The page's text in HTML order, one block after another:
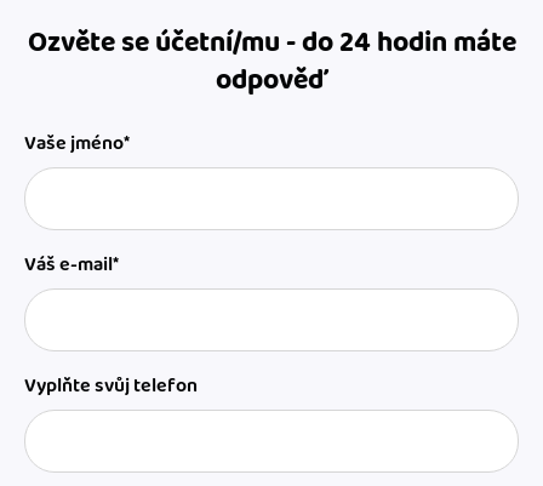
Ozvěte se účetní/mu - do 24 hodin máte
odpověď
Vaše jméno*
Váš e-mail*
Vyplňte svůj telefon